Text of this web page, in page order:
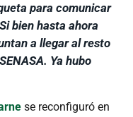
para comunicar
bien hasta ahora
a llegar al resto
Ya hubo
se reconfiguró en